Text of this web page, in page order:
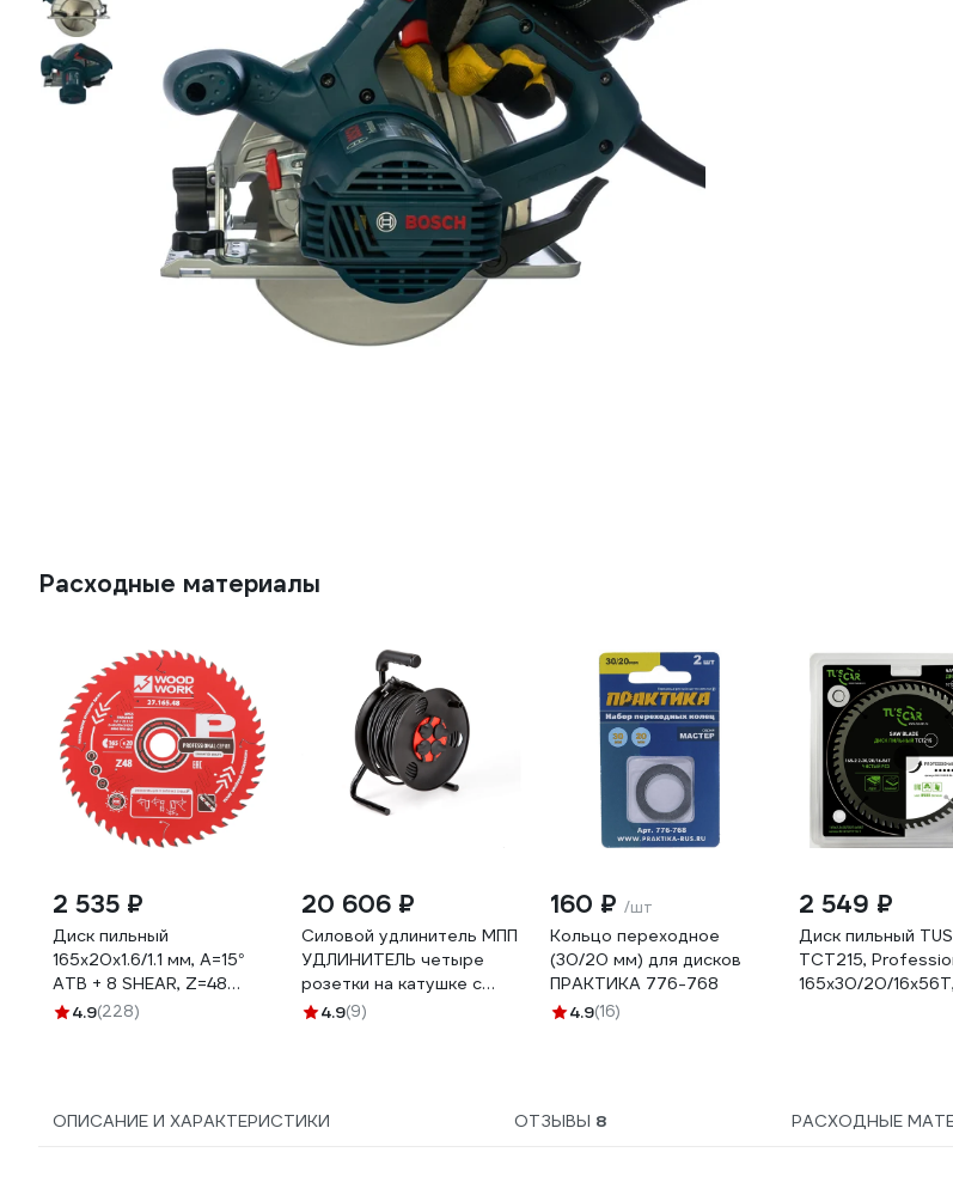
Расходные материалы
2 535 ₽
Диск пильный
165x20x1.6/1.1 мм, A=15°
ATB + 8 SHEAR, Z=48
WOODWORK 27.165.48
4.9(228)
20 606 ₽
Силовой удлинитель МПП
УДЛИНИТЕЛЬ четыре
розетки на катушке с
заземлением 30 метров
4.9(9)
160 ₽ /шт
Кольцо переходное
(30/20 мм) для дисков
ПРАКТИКА 776-768
4.9(16)
2 549 ₽
Диск пильный
TCT215,
165х30/20/16x56T,
ОПИСАНИЕ И ХАРАКТЕРИСТИКИ ОТЗЫВЫ 8 РАСХОДНЫЕ